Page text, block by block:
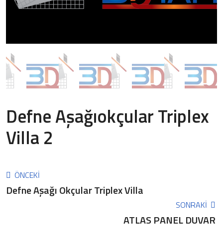
Defne Aşağıokçular Triplex
Villa 2
ÖNCEKİ
Defne Aşağı Okçular Triplex Villa
SONRAKİ
ATLAS PANEL DUVAR